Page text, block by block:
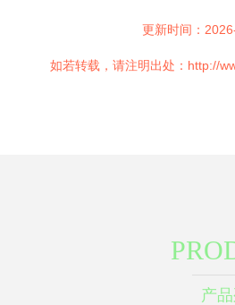
更新时间：
如若转载，请注明出处：http://
产